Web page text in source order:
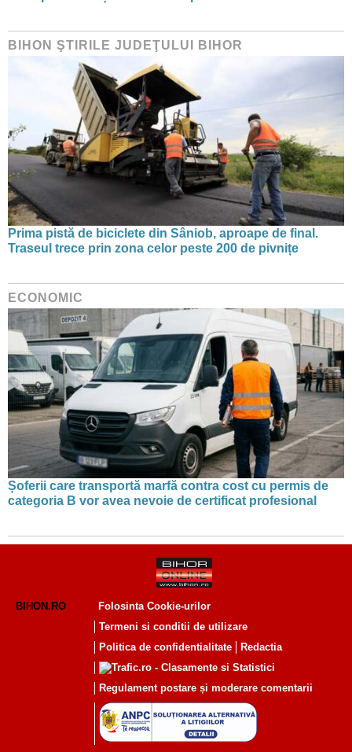
BIHON ŞTIRILE JUDEŢULUI BIHOR
Prima pistă de biciclete din Sâniob, aproape de final.
Traseul trece prin zona celor peste 200 de pivnițe
ECONOMIC
Șoferii care transportă marfă contra cost cu permis de
categoria B vor avea nevoie de certificat profesional
BIHON.RO
Folosinta Cookie-urilor
Termeni si conditii de utilizare
Politica de confidentialitate
Redactia
Regulament postare și moderare comentarii